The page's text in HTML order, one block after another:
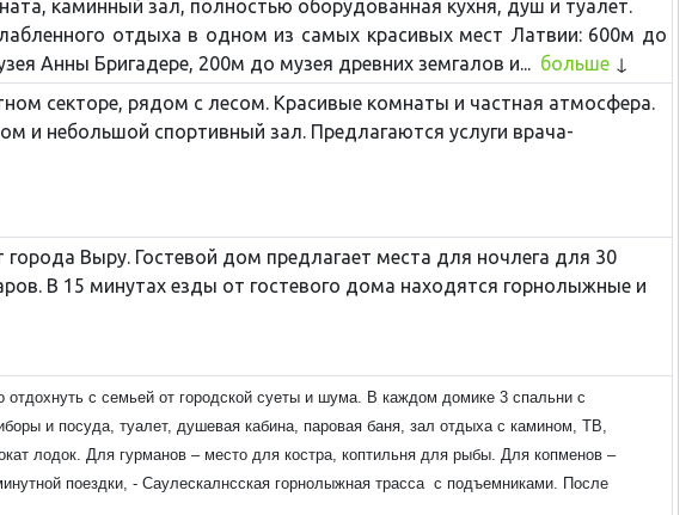
каминный зал, полностью оборудованная кухня, душ и туалет.
отдыха в одном из самых красивых мест Латвии: 600м до
Анны Бригадере, 200м до музея древних земгалов и... больше
секторе, рядом с лесом. Красивые комнаты и частная атмосфера.
и небольшой спортивный зал. Предлагаются услуги врача-
Выру. Гостевой дом предлагает места для ночлега для 30
В 15 минутах езды от гостевого дома находятся горнолыжные и
с семьей от городской суеты и шума. В каждом домике 3 спальни с
и посуда, туалет, душевая кабина, паровая баня, зал отдыха с камином, ТВ,
лодок. Для гурманов – место для костра, коптильня для рыбы. Для копменов –
поездки, - Саулескалнсская горнолыжная трасса с подъемниками. После